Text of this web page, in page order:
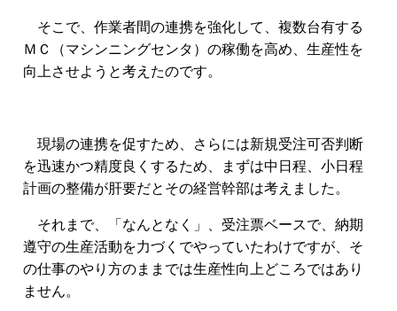
そこで、作業者間の連携を強化して、複数台有する
ＭＣ（マシンニングセンタ）の稼働を高め、生産性を
向上させようと考えたのです。
現場の連携を促すため、さらには新規受注可否判断
を迅速かつ精度良くするため、まずは中日程、小日程
計画の整備が肝要だとその経営幹部は考えました。
それまで、「なんとなく」、受注票ベースで、納期
遵守の生産活動を力づくでやっていたわけですが、そ
の仕事のやり方のままでは生産性向上どころではあり
ません。